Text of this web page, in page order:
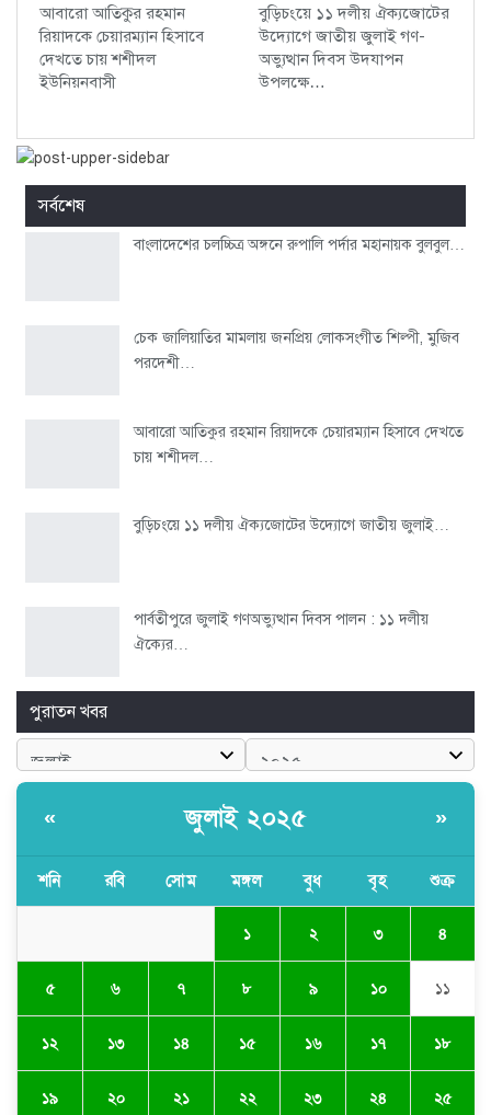
আবারো আতিকুর রহমান
রিয়াদকে চেয়ারম্যান হিসাবে
দেখতে চায় শশীদল
ইউনিয়নবাসী
বুড়িচংয়ে ১১ দলীয় ঐক্যজোটের
উদ্যোগে জাতীয় জুলাই গণ-
অভ্যুত্থান দিবস উদযাপন
উপলক্ষে…
সর্বশেষ
বাংলাদেশের চলচ্চিত্র অঙ্গনে রুপালি পর্দার মহানায়ক বুলবুল…
চেক জালিয়াতির মামলায় জনপ্রিয় লোকসংগীত শিল্পী, মুজিব
পরদেশী…
আবারো আতিকুর রহমান রিয়াদকে চেয়ারম্যান হিসাবে দেখতে
চায় শশীদল…
বুড়িচংয়ে ১১ দলীয় ঐক্যজোটের উদ্যোগে জাতীয় জুলাই…
পার্বতীপুরে জুলাই গণঅভ্যুত্থান দিবস পালন : ১১ দলীয়
ঐক্যের…
পুরাতন খবর
« জুলাই ২০২৫ »
শনি রবি সোম মঙ্গল বুধ বৃহ শুক্র
১ ২ ৩ ৪
৫ ৬ ৭ ৮ ৯ ১০ ১১
১২ ১৩ ১৪ ১৫ ১৬ ১৭ ১৮
১৯ ২০ ২১ ২২ ২৩ ২৪ ২৫